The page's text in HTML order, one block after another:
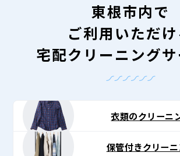
Lenet〈リ
東根市内で
ご利用いただけ
宅配クリーニング
衣類のクリーニ
保管付きクリー